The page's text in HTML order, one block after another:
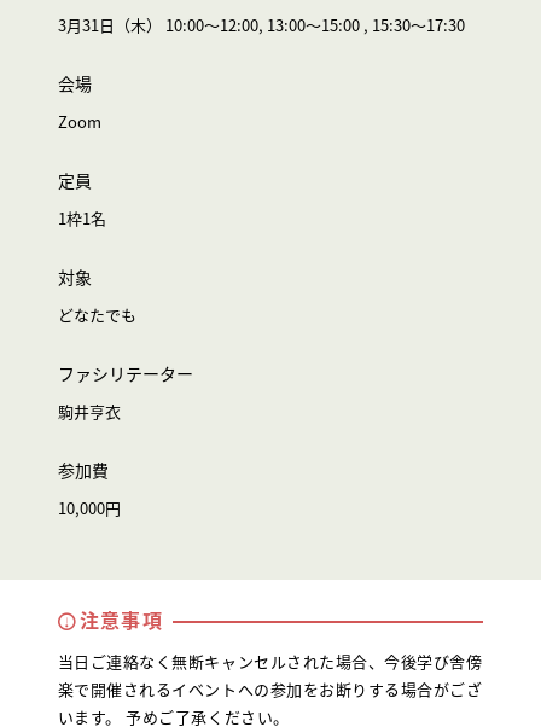
3月31日（木） 10:00～12:00, 13:00～15:00 , 15:30～17:30
会場
Zoom
定員
1枠1名
対象
どなたでも
ファシリテーター
駒井亨衣
参加費
10,000円
注意事項
当日ご連絡なく無断キャンセルされた場合、今後学び舎傍
楽で開催されるイベントへの参加をお断りする場合がござ
います。 予めご了承ください。